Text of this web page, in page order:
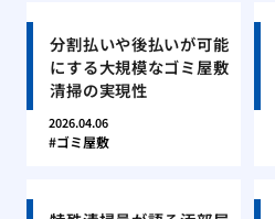
分割払いや後払いが可能
にする大規模なゴミ屋敷
清掃の実現性
2026.04.06
ゴミ屋敷